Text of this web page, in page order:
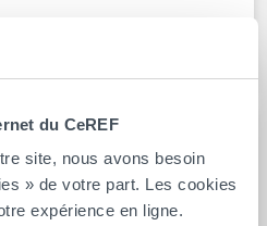
du CeREF
site, nous avons besoin
» de votre part. Les cookies
expérience en ligne.